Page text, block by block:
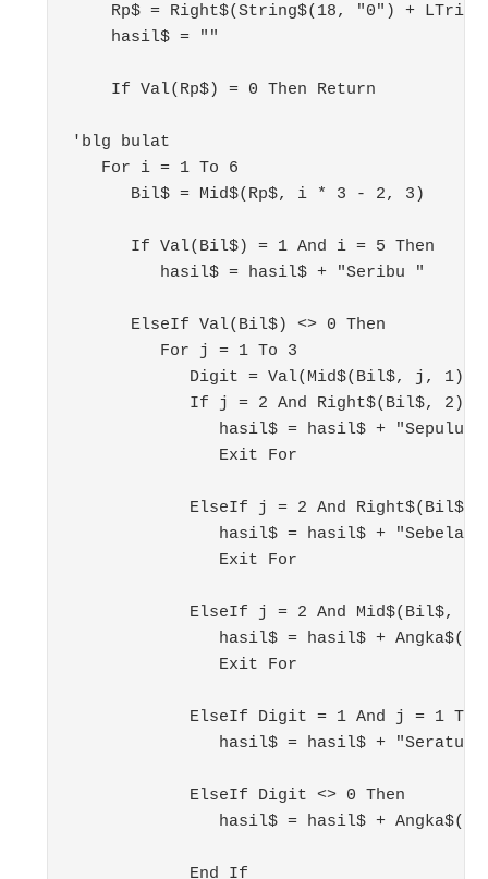
Rp$ = Right$(String$(18, "0") +
    hasil$ = ""
    If Val(Rp$) = 0 Then Return
'blg bulat
   For i = 1 To 6
      Bil$ = Mid$(Rp$, i * 3 - 2, 3)
      If Val(Bil$) = 1 And i = 5 Then
         hasil$ = hasil$ + "Seribu "
      ElseIf Val(Bil$) <> 0 Then
         For j = 1 To 3
            Digit = Val(Mid$(Bil$, j, 1))
If j = 2 And Right$(Bil$, 2)
hasil$ = hasil$ + "Sepuluh
               Exit For
ElseIf j = 2 And Right$(Bil$,
hasil$ = hasil$ + "Sebelas
               Exit For
ElseIf j = 2 And Mid$(Bil$,
hasil$ = hasil$ +
               Exit For
ElseIf Digit = 1 And j = 1
hasil$ = hasil$ + "Seratus
            ElseIf Digit <> 0 Then
hasil$ = hasil$ +
            End If